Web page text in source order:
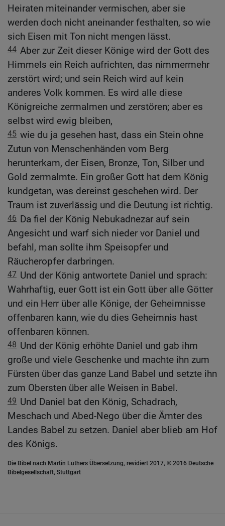
Heiraten miteinander vermischen, aber sie
werden doch nicht aneinander festhalten, so wie
sich Eisen mit Ton nicht mengen lässt.
44 Aber zur Zeit dieser Könige wird der Gott des
Himmels ein Reich aufrichten, das nimmermehr
zerstört wird; und sein Reich wird auf kein
anderes Volk kommen. Es wird alle diese
Königreiche zermalmen und zerstören; aber es
selbst wird ewig bleiben,
45 wie du ja gesehen hast, dass ein Stein ohne
Zutun von Menschenhänden vom Berg
herunterkam, der Eisen, Bronze, Ton, Silber und
Gold zermalmte. Ein großer Gott hat dem König
kundgetan, was dereinst geschehen wird. Der
Traum ist zuverlässig und die Deutung ist richtig.
46 Da fiel der König Nebukadnezar auf sein
Angesicht und warf sich nieder vor Daniel und
befahl, man sollte ihm Speisopfer und
Räucheropfer darbringen.
47 Und der König antwortete Daniel und sprach:
Wahrhaftig, euer Gott ist ein Gott über alle Götter
und ein Herr über alle Könige, der Geheimnisse
offenbaren kann, wie du dies Geheimnis hast
offenbaren können.
48 Und der König erhöhte Daniel und gab ihm
große und viele Geschenke und machte ihn zum
Fürsten über das ganze Land Babel und setzte ihn
zum Obersten über alle Weisen in Babel.
49 Und Daniel bat den König, Schadrach,
Meschach und Abed-Nego über die Ämter des
Landes Babel zu setzen. Daniel aber blieb am Hof
des Königs.
Die Bibel nach Martin Luthers Übersetzung, revidiert 2017, © 2016 Deutsche
Bibelgesellschaft, Stuttgart